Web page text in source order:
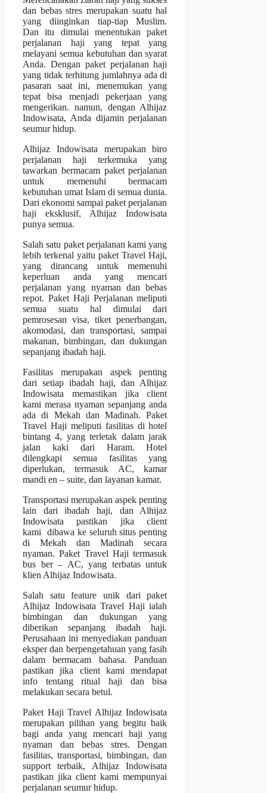
dan bebas stres merupakan suatu hal
yang diinginkan tiap-tiap Muslim.
Dan itu dimulai menentukan paket
perjalanan haji yang tepat yang
melayani semua kebutuhan dan syarat
Anda. Dengan paket perjalanan haji
yang tidak terhitung jumlahnya ada di
pasaran saat ini, menemukan yang
tepat bisa menjadi pekerjaan yang
mengerikan. namun, dengan Alhijaz
Indowisata, Anda dijamin perjalanan
seumur hidup.
Alhijaz Indowisata merupakan biro
perjalanan haji terkemuka yang
tawarkan bermacam paket perjalanan
untuk memenuhi bermacam
kebutuhan umat Islam di semua dunia.
Dari ekonomi sampai paket perjalanan
haji eksklusif, Alhijaz Indowisata
punya semua.
Salah satu paket perjalanan kami yang
lebih terkenal yaitu paket Travel Haji,
yang dirancang untuk memenuhi
keperluan anda yang mencari
perjalanan yang nyaman dan bebas
repot. Paket Haji Perjalanan meliputi
semua suatu hal dimulai dari
pemrosesan visa, tiket penerbangan,
akomodasi, dan transportasi, sampai
makanan, bimbingan, dan dukungan
sepanjang ibadah haji.
Fasilitas merupakan aspek penting
dari setiap ibadah haji, dan Alhijaz
Indowisata memastikan jika client
kami merasa nyaman sepanjang anda
ada di Mekah dan Madinah. Paket
Travel Haji meliputi fasilitas di hotel
bintang 4, yang terletak dalam jarak
jalan kaki dari Haram. Hotel
dilengkapi semua fasilitas yang
diperlukan, termasuk AC, kamar
mandi en – suite, dan layanan kamar.
Transportasi merupakan aspek penting
lain dari ibadah haji, dan Alhijaz
Indowisata pastikan jika client
kami dibawa ke seluruh situs penting
di Mekah dan Madinah secara
nyaman. Paket Travel Haji termasuk
bus ber – AC, yang terbatas untuk
klien Alhijaz Indowisata.
Salah satu feature unik dari paket
Alhijaz Indowisata Travel Haji ialah
bimbingan dan dukungan yang
diberikan sepanjang ibadah haji.
Perusahaan ini menyediakan panduan
eksper dan berpengetahuan yang fasih
dalam bermacam bahasa. Panduan
pastikan jika client kami mendapat
info tentang ritual haji dan bisa
melakukan secara betul.
Paket Haji Travel Alhijaz Indowisata
merupakan pilihan yang begitu baik
bagi anda yang mencari haji yang
nyaman dan bebas stres. Dengan
fasilitas, transportasi, bimbingan, dan
support terbaik, Alhijaz Indowisata
pastikan jika client kami mempunyai
perjalanan seumur hidup.